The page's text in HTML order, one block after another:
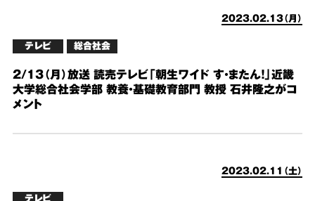
2023.02.13（月）
テレビ 総合社会
2/13（月）放送 読売テレビ「朝生ワイド す・またん！」近畿
大学総合社会学部 教養・基礎教育部門 教授 石井隆之がコ
メント
2023.02.11（土）
テレビ